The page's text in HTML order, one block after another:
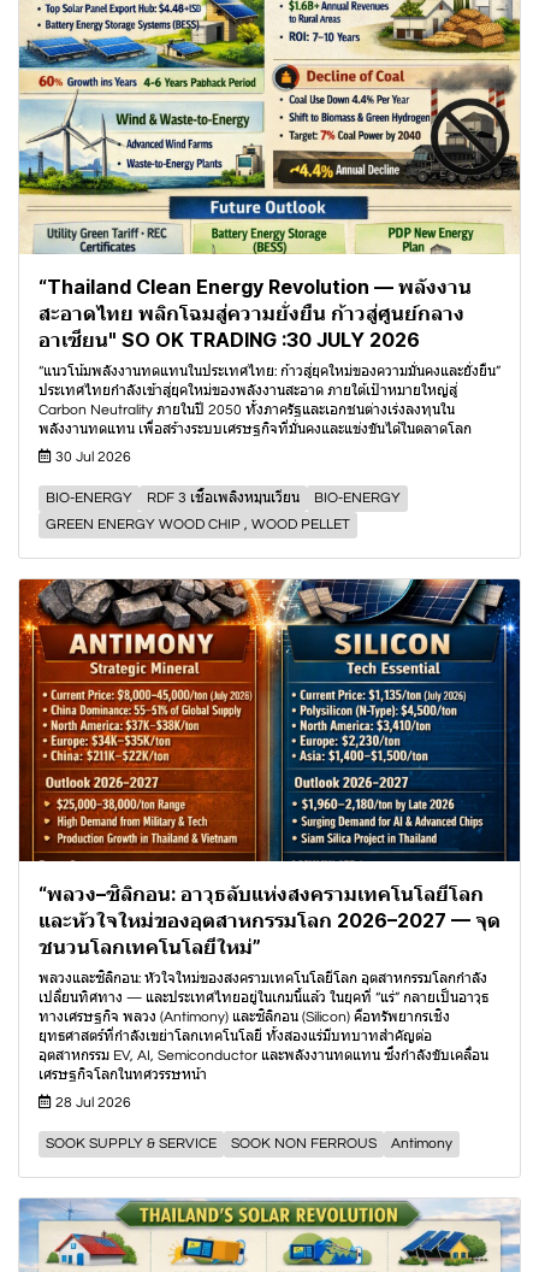
“Thailand Clean Energy Revolution — พลังงาน
สะอาดไทย พลิกโฉมสู่ความยั่งยืน ก้าวสู่ศูนย์กลาง
อาเซียน" SO OK TRADING :30 JULY 2026
“แนวโน้มพลังงานทดแทนในประเทศไทย: ก้าวสู่ยุคใหม่ของความมั่นคงและยั่งยืน”
ประเทศไทยกำลังเข้าสู่ยุคใหม่ของพลังงานสะอาด ภายใต้เป้าหมายใหญ่สู่
Carbon Neutrality ภายในปี 2050 ทั้งภาครัฐและเอกชนต่างเร่งลงทุนใน
พลังงานทดแทน เพื่อสร้างระบบเศรษฐกิจที่มั่นคงและแข่งขันได้ในตลาดโลก
30 Jul 2026
BIO-ENERGY RDF 3 เชื้อเพลิงหมุนเวียน
BIO-ENERGY
GREEN ENERGY WOOD CHIP , WOOD PELLET
“พลวง–ซิลิกอน: อาวุธลับแห่งสงครามเทคโนโลยีโลก
และหัวใจใหม่ของอุตสาหกรรมโลก 2026–2027 — จุด
ชนวนโลกเทคโนโลยีใหม่”
พลวงและซิลิกอน: หัวใจใหม่ของสงครามเทคโนโลยีโลก อุตสาหกรรมโลกกำลัง
เปลี่ยนทิศทาง — และประเทศไทยอยู่ในเกมนี้แล้ว ในยุคที่ “แร่” กลายเป็นอาวุธ
ทางเศรษฐกิจ พลวง (Antimony) และซิลิกอน (Silicon) คือทรัพยากรเชิง
ยุทธศาสตร์ที่กำลังเขย่าโลกเทคโนโลยี ทั้งสองแร่มีบทบาทสำคัญต่อ
อุตสาหกรรม EV, AI, Semiconductor และพลังงานทดแทน ซึ่งกำลังขับเคลื่อน
เศรษฐกิจโลกในทศวรรษหน้า
28 Jul 2026
SOOK SUPPLY & SERVICE SOOK NON FERROUS Antimony